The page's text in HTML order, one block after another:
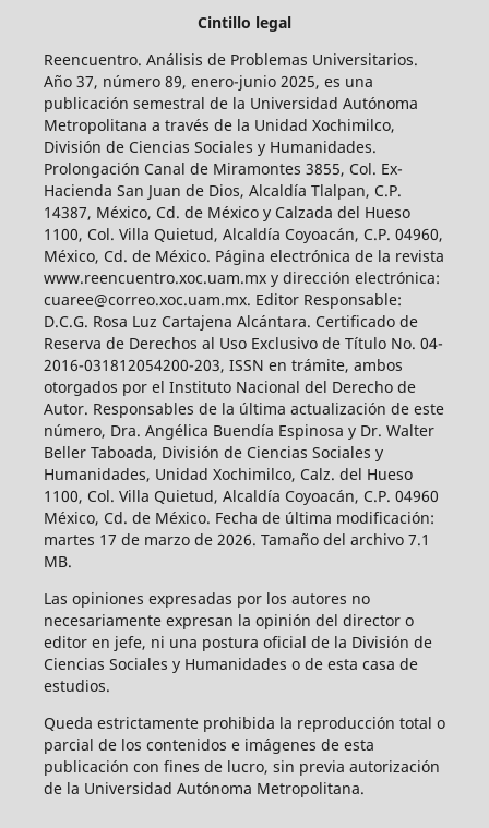
Cintillo legal
Reencuentro. Análisis de Problemas Universitarios.
Año 37, número 89, enero-junio 2025, es una
publicación semestral de la Universidad Autónoma
Metropolitana a través de la Unidad Xochimilco,
División de Ciencias Sociales y Humanidades.
Prolongación Canal de Miramontes 3855, Col. Ex-
Hacienda San Juan de Dios, Alcaldía Tlalpan, C.P.
14387, México, Cd. de México y Calzada del Hueso
1100, Col. Villa Quietud, Alcaldía Coyoacán, C.P. 04960,
México, Cd. de México. Página electrónica de la revista
www.reencuentro.xoc.uam.mx y dirección electrónica:
cuaree@correo.xoc.uam.mx. Editor Responsable:
D.C.G. Rosa Luz Cartajena Alcántara. Certificado de
Reserva de Derechos al Uso Exclusivo de Título No. 04-
2016-031812054200-203, ISSN en trámite, ambos
otorgados por el Instituto Nacional del Derecho de
Autor. Responsables de la última actualización de este
número, Dra. Angélica Buendía Espinosa y Dr. Walter
Beller Taboada, División de Ciencias Sociales y
Humanidades, Unidad Xochimilco, Calz. del Hueso
1100, Col. Villa Quietud, Alcaldía Coyoacán, C.P. 04960
México, Cd. de México. Fecha de última modificación:
martes 17 de marzo de 2026. Tamaño del archivo 7.1
MB.
Las opiniones expresadas por los autores no
necesariamente expresan la opinión del director o
editor en jefe, ni una postura oficial de la División de
Ciencias Sociales y Humanidades o de esta casa de
estudios.
Queda estrictamente prohibida la reproducción total o
parcial de los contenidos e imágenes de esta
publicación con fines de lucro, sin previa autorización
de la Universidad Autónoma Metropolitana.